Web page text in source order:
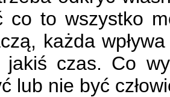
co to wszystko
każda
czas. Co
lub nie być